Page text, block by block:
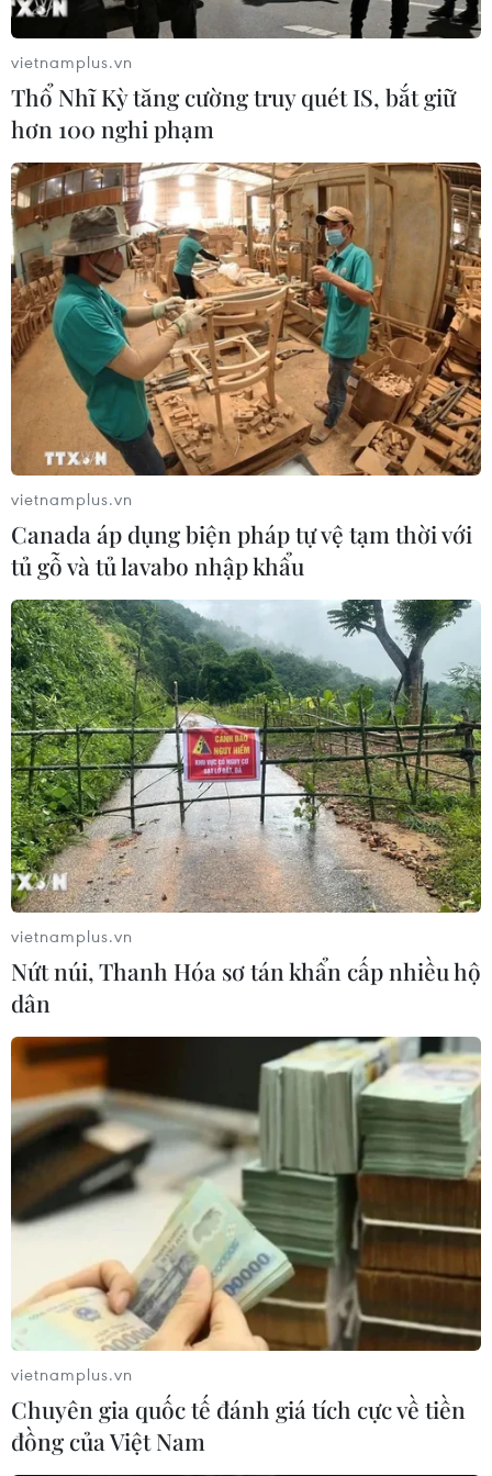
(TTXVN/Vietnam+)
#nhu cầu lao động #chính sách di cư
#châu Âu
TP. Hà Nội
Theo dõi VietnamPlus
TIN LIÊN QUAN
Liên minh châu Âu đơn giản hóa thủ tục
cho các doanh nghiệp xuất khẩu lao động
14/11/2024 09:08
Ủy ban châu Âu (EC) công bố sẽ xây dựng một cổng
thông tin khai báo điện tử duy nhất, giúp các công ty
xuất khẩu lao động giảm thiểu thời gian và chi phí khi
thực hiện các thủ tục liên quan.
vietnamplus.vn
Thổ Nhĩ Kỳ tăng cường truy quét IS, bắt giữ
hơn 100 nghi phạm
vietnamplus.vn
Canada áp dụng biện pháp tự vệ tạm thời với
tủ gỗ và tủ lavabo nhập khẩu
vietnamplus.vn
Nứt núi, Thanh Hóa sơ tán khẩn cấp nhiều hộ
dân
vietnamplus.vn
Chuyên gia quốc tế đánh giá tích cực về tiền
đồng của Việt Nam